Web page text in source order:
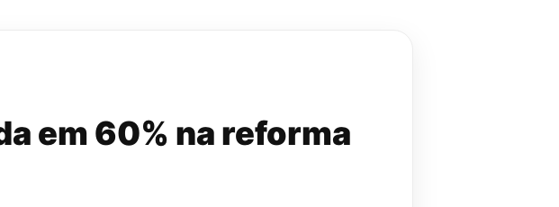
em 60% na reforma